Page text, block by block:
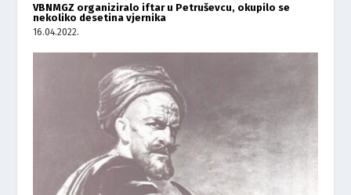
VBNMGZ organiziralo iftar u Petruševcu, okupilo se
nekoliko desetina vjernika
16.04.2022.